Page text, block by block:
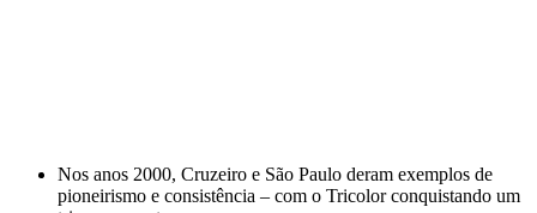
Nos anos 2000, Cruzeiro e São Paulo deram exemplos de
pioneirismo e consistência – com o Tricolor conquistando um